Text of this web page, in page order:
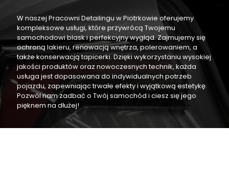
W naszej Pracowni Detailingu w Piotrkowie oferujemy
kompleksowe usługi, które przywrócą Twojemu
samochodowi blask i perfekcyjny wygląd. Zajmujemy się
ochroną lakieru, renowacją wnętrza, polerowaniem, a
także konserwacją tapicerki. Dzięki wykorzystaniu wysokiej
jakości produktów oraz nowoczesnych technik, każda
usługa jest dopasowana do indywidualnych potrzeb
pojazdu, zapewniając trwałe efekty i wyjątkową estetykę.
Pozwól nam zadbać o Twój samochód i ciesz się jego
pięknem na dłużej!